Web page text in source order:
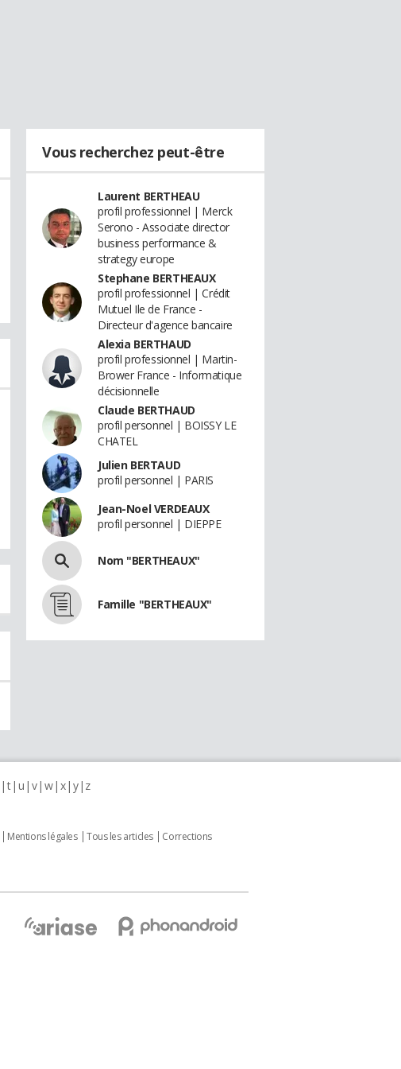
Vous recherchez peut-être
Laurent BERTHEAU
profil professionnel | Merck
Serono - Associate director
business performance &
strategy europe
Stephane BERTHEAUX
profil professionnel | Crédit
Mutuel Ile de France -
Directeur d'agence bancaire
Alexia BERTHAUD
profil professionnel | Martin-
Brower France - Informatique
décisionnelle
Claude BERTHAUD
profil personnel | BOISSY LE
CHATEL
Julien BERTAUD
profil personnel | PARIS
Jean-Noel VERDEAUX
profil personnel | DIEPPE
Nom "BERTHEAUX"
Famille "BERTHEAUX"
t u v w x y z
Mentions légales Tous les articles
Corrections